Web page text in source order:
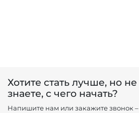
Хотите стать лучше, но не
знаете, с чего начать?
Напишите нам или закажите звонок –